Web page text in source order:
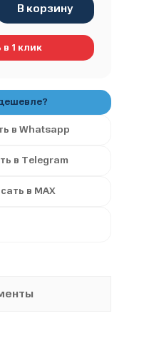
В корзину
в 1 клик
в Whatsapp
в Telegram
в MAX